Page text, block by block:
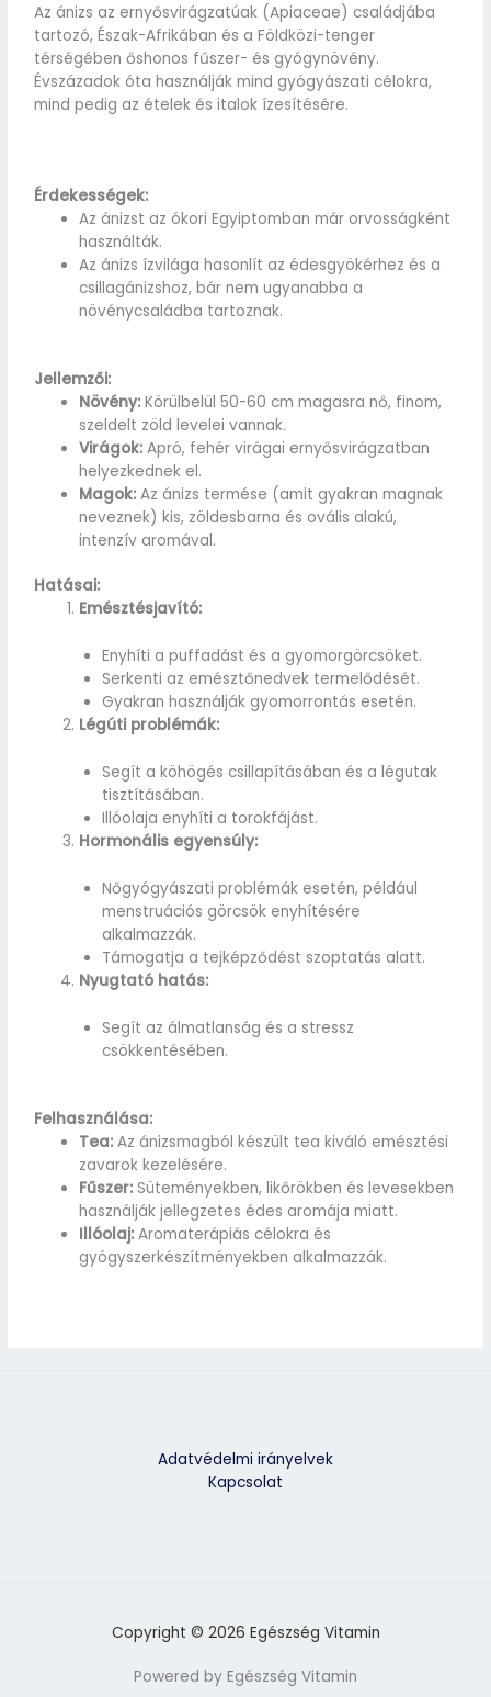
Az ánizs az ernyősvirágzatúak (Apiaceae) családjába
tartozó, Észak-Afrikában és a Földközi-tenger
térségében őshonos fűszer- és gyógynövény.
Évszázadok óta használják mind gyógyászati célokra,
mind pedig az ételek és italok ízesítésére.
Érdekességek:
Az ánizst az ókori Egyiptomban már orvosságként
használták.
Az ánizs ízvilága hasonlít az édesgyökérhez és a
csillagánizshoz, bár nem ugyanabba a
növénycsaládba tartoznak.
Jellemzői:
Növény: Körülbelül 50-60 cm magasra nő, finom,
szeldelt zöld levelei vannak.
Virágok: Apró, fehér virágai ernyősvirágzatban
helyezkednek el.
Magok: Az ánizs termése (amit gyakran magnak
neveznek) kis, zöldesbarna és ovális alakú,
intenzív aromával.
Hatásai:
Emésztésjavító:
Enyhíti a puffadást és a gyomorgörcsöket.
Serkenti az emésztőnedvek termelődését.
Gyakran használják gyomorrontás esetén.
Légúti problémák:
Segít a köhögés csillapításában és a légutak
tisztításában.
Illóolaja enyhíti a torokfájást.
Hormonális egyensúly:
Nőgyógyászati problémák esetén, például
menstruációs görcsök enyhítésére
alkalmazzák.
Támogatja a tejképződést szoptatás alatt.
Nyugtató hatás:
Segít az álmatlanság és a stressz
csökkentésében.
Felhasználása:
Tea: Az ánizsmagból készült tea kiváló emésztési
zavarok kezelésére.
Fűszer: Süteményekben, likőrökben és levesekben
használják jellegzetes édes aromája miatt.
Illóolaj: Aromaterápiás célokra és
gyógyszerkészítményekben alkalmazzák.
Adatvédelmi irányelvek
Kapcsolat
Copyright © 2026 Egészség Vitamin
Powered by Egészség Vitamin